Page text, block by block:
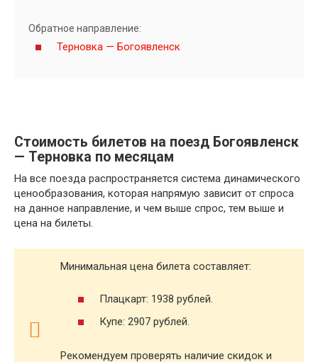
Обратное направление:
Терновка — Богоявленск
Стоимость билетов на поезд Богоявленск
— Терновка по месяцам
На все поезда распространяется система динамического
ценообразования, которая напрямую зависит от спроса
на данное направление, и чем выше спрос, тем выше и
цена на билеты.
Минимальная цена билета составляет:
Плацкарт: 1938 рублей.
Купе: 2907 рублей.
Рекомендуем проверять наличие скидок и